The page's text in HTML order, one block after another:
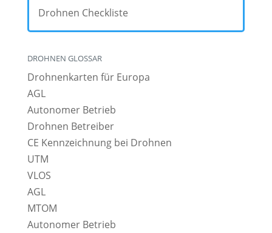
Drohnen Checkliste
DROHNEN GLOSSAR
Drohnenkarten für Europa
AGL
Autonomer Betrieb
Drohnen Betreiber
CE Kennzeichnung bei Drohnen
UTM
VLOS
AGL
MTOM
Autonomer Betrieb